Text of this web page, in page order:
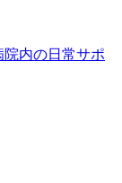
内の日常サポ